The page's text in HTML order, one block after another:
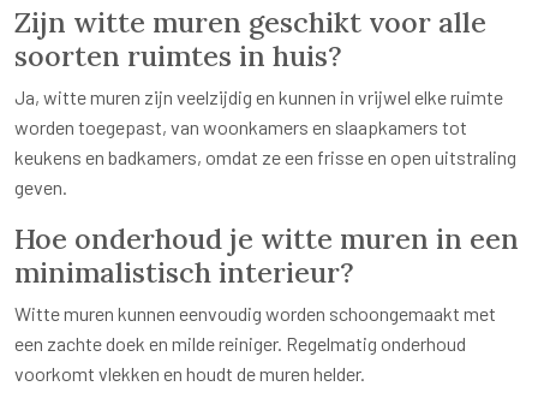
Zijn witte muren geschikt voor alle
soorten ruimtes in huis?
Ja, witte muren zijn veelzijdig en kunnen in vrijwel elke ruimte
worden toegepast, van woonkamers en slaapkamers tot
keukens en badkamers, omdat ze een frisse en open uitstraling
geven.
Hoe onderhoud je witte muren in een
minimalistisch interieur?
Witte muren kunnen eenvoudig worden schoongemaakt met
een zachte doek en milde reiniger. Regelmatig onderhoud
voorkomt vlekken en houdt de muren helder.